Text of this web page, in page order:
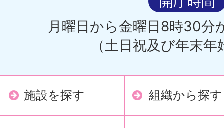
月曜日から金曜日8時30分
（土日祝及び年末
施設を探す 組織から探す